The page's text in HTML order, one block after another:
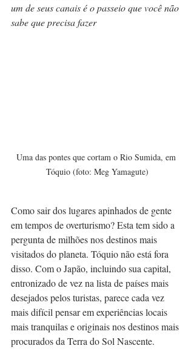
um de seus canais é o passeio que você não
sabe que precisa fazer
Uma das pontes que cortam o Rio Sumida, em
Tóquio (foto: Meg Yamagute)
Como sair dos lugares apinhados de gente
em tempos de overturismo? Esta tem sido a
pergunta de milhões nos destinos mais
visitados do planeta. Tóquio não está fora
disso. Com o Japão, incluindo sua capital,
entronizado de vez na lista de países mais
desejados pelos turistas, parece cada vez
mais difícil pensar em experiências locais
mais tranquilas e originais nos destinos mais
procurados da Terra do Sol Nascente.